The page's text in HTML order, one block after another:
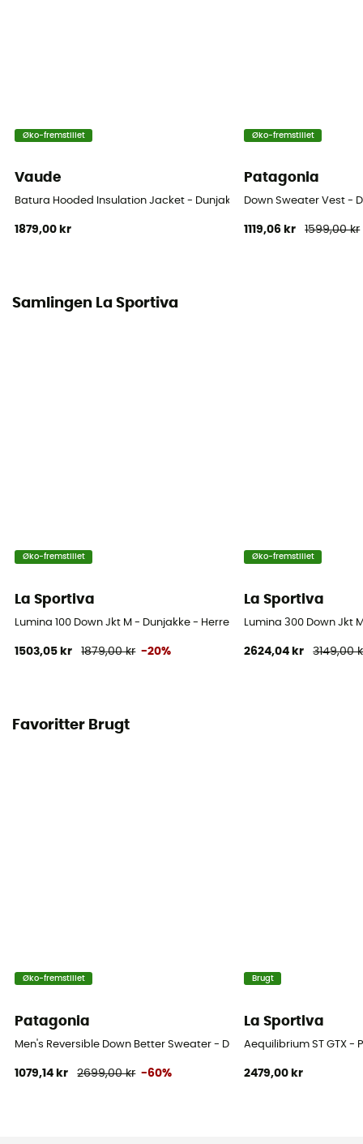
Materiale
Bæreevne (Cuin)
Øko-fremstillet
Vaude
Batura Hooded Insulation Jacket - Dunjakke - Herrer
1879,00 kr
Øko-fremstillet
Patagonia
Down Sweater Vest -
1119,06 kr 1599,00 kr
Samlingen La Sportiva
Øko-fremstillet
La Sportiva
Lumina 100 Down Jkt M - Dunjakke - Herrer
1503,05 kr 1879,00 kr -20%
Øko-fremstillet
La Sportiva
Lumina 300 Down Jkt
2624,04 kr 3149,00
Favoritter Brugt
Øko-fremstillet
Patagonia
Men's Reversible Down Better Sweater - Dunjakke - Herrer
1079,14 kr 2699,00 kr -60%
Brugt
La Sportiva
Aequilibrium ST GTX -
2479,00 kr